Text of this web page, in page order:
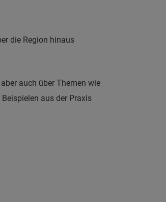
die Region hinaus
auch über Themen wie
aus der Praxis